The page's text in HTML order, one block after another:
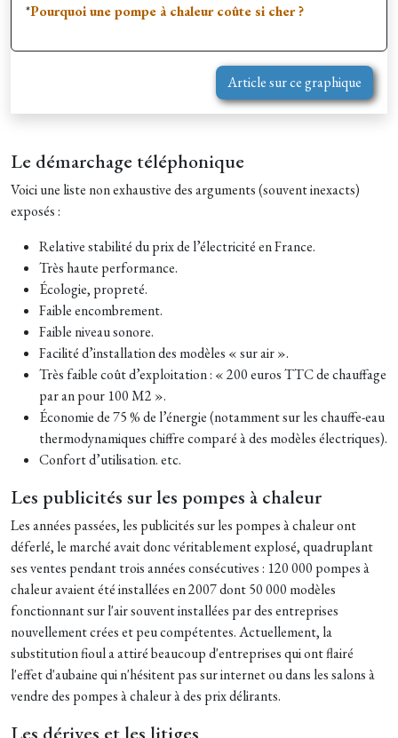
*Pourquoi une pompe à chaleur coûte si cher ?
Article sur ce graphique
Le démarchage téléphonique
Voici une liste non exhaustive des arguments (souvent inexacts)
exposés :
Relative stabilité du prix de l’électricité en France.
Très haute performance.
Écologie, propreté.
Faible encombrement.
Faible niveau sonore.
Facilité d’installation des modèles « sur air ».
Très faible coût d’exploitation : « 200 euros TTC de chauffage
par an pour 100 M2 ».
Économie de 75 % de l’énergie (notamment sur les chauffe-eau
thermodynamiques chiffre comparé à des modèles électriques).
Confort d’utilisation. etc.
Les publicités sur les pompes à chaleur
Les années passées, les publicités sur les pompes à chaleur ont
déferlé, le marché avait donc véritablement explosé, quadruplant
ses ventes pendant trois années consécutives : 120 000 pompes à
chaleur avaient été installées en 2007 dont 50 000 modèles
fonctionnant sur l'air souvent installées par des entreprises
nouvellement crées et peu compétentes. Actuellement, la
substitution fioul a attiré beaucoup d'entreprises qui ont flairé
l'effet d'aubaine qui n'hésitent pas sur internet ou dans les salons à
vendre des pompes à chaleur à des prix délirants.
Les dérives et les litiges